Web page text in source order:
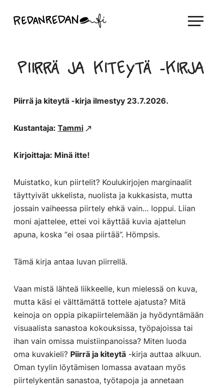
suoraan
Linda Saukko-Rauta, Redanredan Oy
piirrosvideoita
Piirrä ja kiteytä -kirja
Piirrä ja kiteytä -kirja ilmestyy 23.7.2026.
Kustantaja: Tammi
Kirjoittaja: Minä itte!
Muistatko, kun piirtelit? Koulukirjojen marginaalit
täyttyivät ukkelista, nuolista ja kukkasista, mutta
jossain vaiheessa piirtely ehkä vain… loppui. Liian
moni ajattelee, ettei voi käyttää kuvia ajattelun
apuna, koska “ei osaa piirtää”. Hömpsis.
Tämä kirja antaa luvan piirrellä.
Vaan mistä lähteä liikkeelle, kun mielessä on kuva,
mutta käsi ei välttämättä tottele ajatusta? Mitä
keinoja on oppia pikapiirtelemään ja hyödyntämään
visuaalista sanastoa kokouksissa, työpajoissa tai
ihan vain omissa muistiinpanoissa? Miten luoda
oma kuvakieli? Piirrä ja kiteytä -kirja auttaa alkuun.
Oman tyylin löytämisen lomassa avataan myös
piirtelykentän sanastoa, työtapoja ja annetaan